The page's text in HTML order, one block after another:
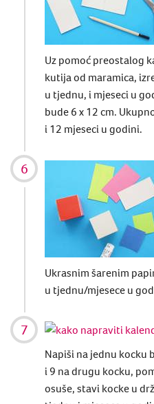
Uz pomoć preostalog
kutija od maramica,
u tjednu, i mjeseci u
bude 6 x 12 cm.
i 12 mjeseci u godini.
Ukrasnim šarenim
u tjednu/mjesece u
Napiši na jednu kocku
i 9 na drugu kocku,
osuše, stavi kocke u